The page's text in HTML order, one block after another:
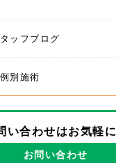
ッフブログ
別施術
い合わせはお気軽に
お問い合わせ